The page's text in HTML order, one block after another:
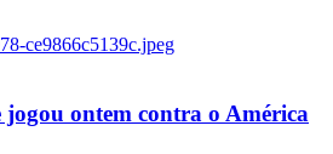
ontem contra o América